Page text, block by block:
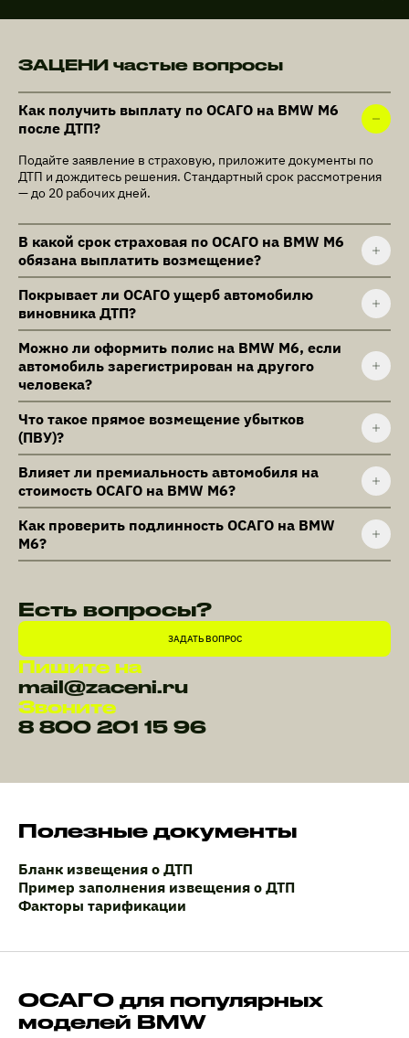
ЗАЦЕНИ частые вопросы
Как получить выплату по ОСАГО на BMW M6
после ДТП?
Подайте заявление в страховую, приложите документы по
ДТП и дождитесь решения. Стандартный срок рассмотрения
— до 20 рабочих дней.
В какой срок страховая по ОСАГО на BMW M6
обязана выплатить возмещение?
Покрывает ли ОСАГО ущерб автомобилю
виновника ДТП?
Можно ли оформить полис на BMW M6, если
автомобиль зарегистрирован на другого
человека?
Что такое прямое возмещение убытков
(ПВУ)?
Влияет ли премиальность автомобиля на
стоимость ОСАГО на BMW M6?
Как проверить подлинность ОСАГО на BMW
M6?
Есть вопросы?
ЗАДАТЬ ВОПРОС
Пишите на
mail@zaceni.ru
Звоните
8 800 201 15 96
Полезные документы
Бланк извещения о ДТП
Пример заполнения извещения о ДТП
Факторы тарификации
ОСАГО для популярных
моделей BMW